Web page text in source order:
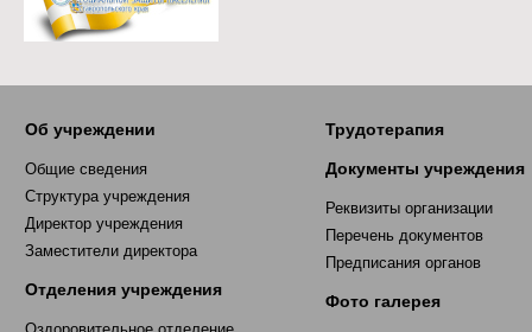
Об учреждении
Общие сведения
Структура учреждения
Директор учреждения
Заместители директора
Отделения учреждения
Трудотерапия
Документы учреждения
Реквизиты организации
Перечень документов
Предписания органов
Фото галерея